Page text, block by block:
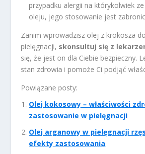
przypadku alergii na którykolwiek
oleju, jego stosowanie jest
Zanim wprowadzisz olej z krokosza
pielęgnacji, skonsultuj się z
się, że jest on dla Ciebie bezpieczny.
stan zdrowia i pomoże Ci podjąć
Powiązane posty:
Olej kokosowy – właściwości
zastosowanie w pielęgnacji
Olej arganowy w pielęgnacji
efekty zastosowania